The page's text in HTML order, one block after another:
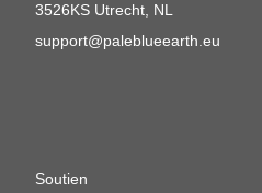
3526KS Utrecht, NL
support@paleblueearth.eu
Soutien